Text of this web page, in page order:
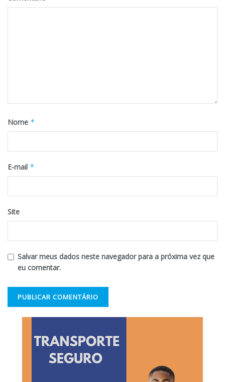
Nome *
E-mail *
Site
Salvar meus dados neste navegador para a próxima vez que
eu comentar.